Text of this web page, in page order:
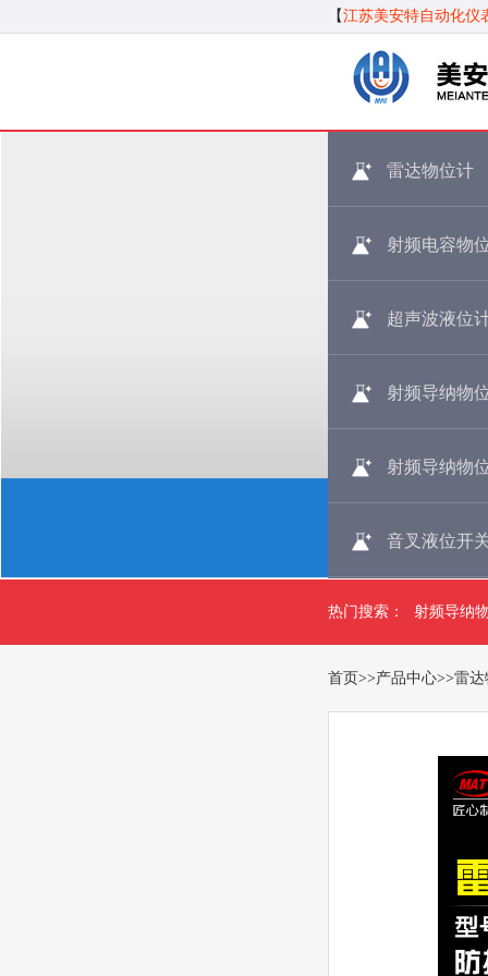
【江苏美安特自动化仪
雷达物位计
射频电容物
超声波液位
射频导纳物
射频导纳物
音叉液位开
热门搜索： 射频导纳
首页>>产品中心>>雷达